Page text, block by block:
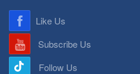
Like Us
Subscribe Us
Follow Us